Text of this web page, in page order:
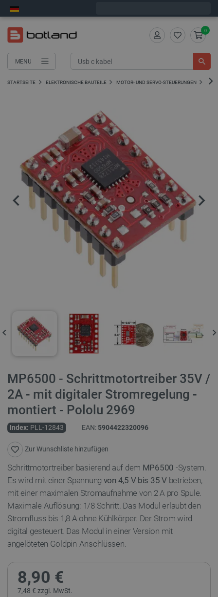
MENU
0
STARTSEITE ELEKTRONISCHE BAUTEILE MOTOR- UND SERVO-STEUERUNGEN
MP6500 - Schrittmotortreiber 35V /
2A - mit digitaler Stromregelung -
montiert - Pololu 2969
Index: PLL-12843 EAN: 5904422320096
Zur Wunschliste hinzufügen
Schrittmotortreiber basierend auf dem MP6500 -System.
Es wird mit einer Spannung von 4,5 V bis 35 Vbetrieben,
mit einer maximalen Stromaufnahme von 2 A pro Spule.
Maximale Auflösung: 1/8 Schritt. Das Modul erlaubt den
Stromfluss bis 1,8 A ohne Kühlkörper. Der Strom wird
digital gesteuert. Das Modul in einer Version mit
angelöteten Goldpin-Anschlüssen.
8,90 €
7,48 € zzgl. MwSt.